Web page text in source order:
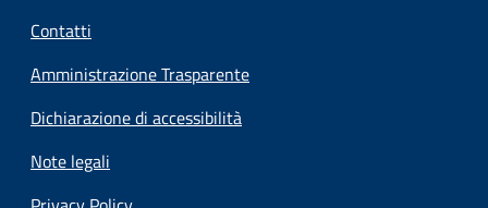
Contatti
Amministrazione Trasparente
Dichiarazione di accessibilità
Note legali